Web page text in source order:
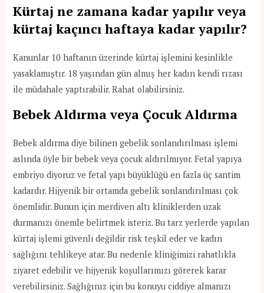
Kürtaj ne zamana kadar yapılır veya
kürtaj kaçıncı haftaya kadar yapılır?
Kanunlar 10 haftanın üzerinde kürtaj işlemini kesinlikle
yasaklamıştır. 18 yaşından gün almış her kadın kendi rızası
ile müdahale yaptırabilir. Rahat olabilirsiniz.
Bebek Aldırma veya Çocuk Aldırma
Bebek aldırma diye bilinen gebelik sonlandırılması işlemi
aslında öyle bir bebek veya çocuk aldırılmıyor. Fetal yapıya
embriyo diyoruz ve fetal yapı büyüklüğü en fazla üç santim
kadardır. Hijyenik bir ortamda gebelik sonlandırılması çok
önemlidir. Bunun için merdiven altı kliniklerden uzak
durmanızı önemle belirtmek isteriz. Bu tarz yerlerde yapılan
kürtaj işlemi güvenli değildir risk teşkil eder ve kadın
sağlığını tehlikeye atar. Bu nedenle kliniğimizi rahatlıkla
ziyaret edebilir ve hijyenik koşullarımızı görerek karar
verebilirsiniz. Sağlığınız için bu konuyu ciddiye almanızı